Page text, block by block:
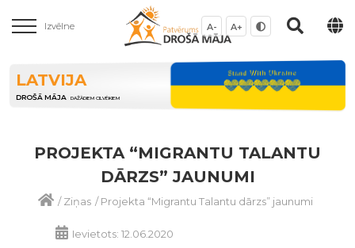
Izvēlne A- A+
LATVIJA
DROŠĀ MĀJA DAŽĀDIEM CILVĒKIEM
PROJEKTA “MIGRANTU TALANTU
DĀRZS” JAUNUMI
/Ziņas /Projekta “Migrantu Talantu dārzs” jaunumi
Ievietots: 12.06.2020